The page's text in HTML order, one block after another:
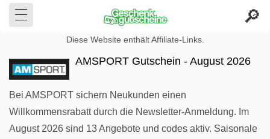
Diese Website enthält Affiliate-Links.
AMSPORT Gutschein - August 2026
Bei AMSPORT sichern Neukunden einen
Willkommensrabatt durch die Newsletter-Anmeldung. Im
August 2026 sind 13 Angebote und codes aktiv. Saisonale